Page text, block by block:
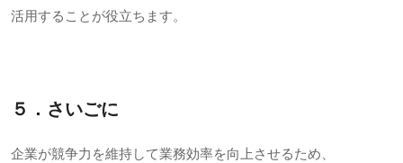
活用することが役立ちます。
５．さいごに
企業が競争力を維持して業務効率を向上させるため、